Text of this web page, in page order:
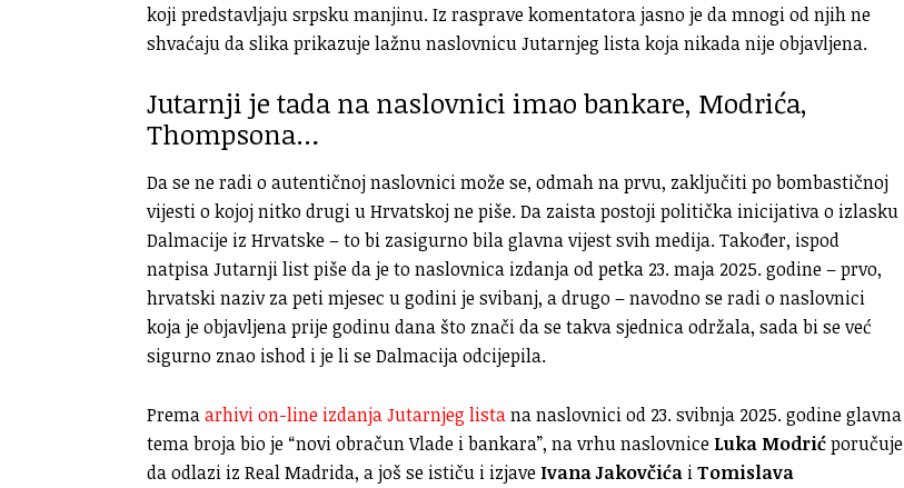
koji predstavljaju srpsku manjinu. Iz rasprave komentatora jasno je da mnogi od njih ne
shvaćaju da slika prikazuje lažnu naslovnicu Jutarnjeg lista koja nikada nije objavljena.
Jutarnji je tada na naslovnici imao bankare, Modrića,
Thompsona…
Da se ne radi o autentičnoj naslovnici može se, odmah na prvu, zaključiti po bombastičnoj
vijesti o kojoj nitko drugi u Hrvatskoj ne piše. Da zaista postoji politička inicijativa o izlasku
Dalmacije iz Hrvatske – to bi zasigurno bila glavna vijest svih medija. Također, ispod
natpisa Jutarnji list piše da je to naslovnica izdanja od petka 23. maja 2025. godine – prvo,
hrvatski naziv za peti mjesec u godini je svibanj, a drugo – navodno se radi o naslovnici
koja je objavljena prije godinu dana što znači da se takva sjednica održala, sada bi se već
sigurno znao ishod i je li se Dalmacija odcijepila.
Premaarhivi on-line izdanja Jutarnjeg listana naslovnici od 23. svibnja 2025. godine glavna
tema broja bio je “novi obračun Vlade i bankara”, na vrhu naslovnice Luka Modrićporučuje
da odlazi iz Real Madrida, a još se ističu i izjave Ivana Jakovčića iTomislava